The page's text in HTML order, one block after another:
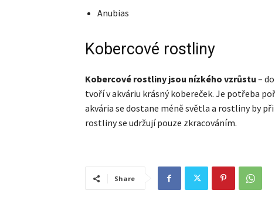
Anubias
Kobercové rostliny
Kobercové rostliny jsou nízkého vzrůstu –
tvoří v akváriu krásný kobereček. Je potřeba
akvária se dostane méně světla a rostliny by
rostliny se udržují pouze zkracováním.
Share